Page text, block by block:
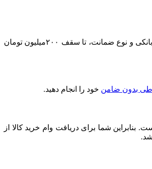
در مقایسه با سایر ارائه‌دهندگان وام خرید کالا، بیش‌ترین سقف اعتبار را دارد. شما می‌توانید بر اساس میزان درآمد، نتیجه اعتبارسنجی، ارزیابی رفتار بانکی و نوع ضمانت، تا سقف ۲۰۰میلیون تومان
بدون ضامن خود را انجام دهید.
بنابراین شما برای دریافت وام خرید کالا از